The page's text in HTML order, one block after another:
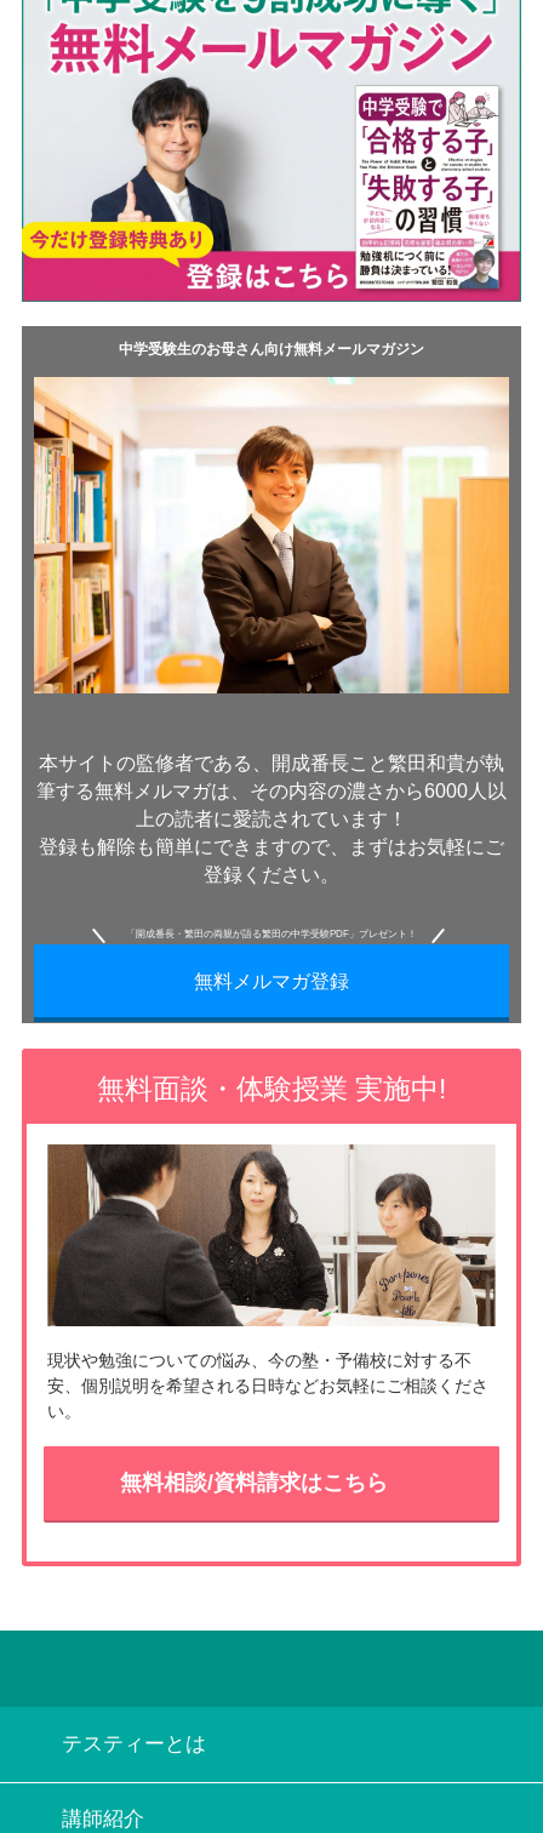
中学受験生のお母さん向け無料メールマガジン
本サイトの監修者である、開成番長こと繁田和貴が執
筆する無料メルマガは、その内容の濃さから6000人以
上の読者に愛読されています！
登録も解除も簡単にできますので、まずはお気軽にご
登録ください。
「開成番長・繁田の両親が語る繁田の中学受験PDF」プレゼント！
無料メルマガ登録
無料面談・体験授業 実施中!
現状や勉強についての悩み、今の塾・予備校に対する不
安、個別説明を希望される日時などお気軽にご相談くださ
い。
無料相談/資料請求はこちら
テスティーとは
講師紹介